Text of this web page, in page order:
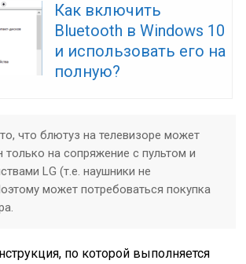
Как включить
Bluetooth в Windows 10
и использовать его на
полную?
что блютуз на телевизоре может
только на сопряжение с пультом и
LG (т.е. наушники не
может потребоваться покупка
по которой выполняется